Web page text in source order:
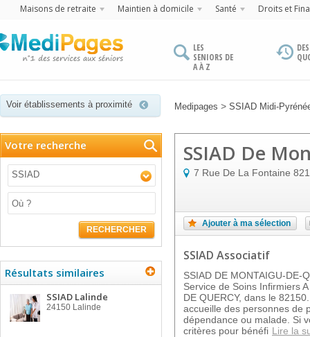
Maisons de retraite Maintien à domicile Santé Droits et
LES
SENIORS DE
A À Z
Voir établissements à proximité Medipages > SSIAD Midi-
Votre recherche
SSIAD
RECHERCHER
Résultats similaires
SSIAD Lalinde
24150 Lalinde
SSIAD De
7 Rue De La Fontaine
Ajouter à ma sélection
SSIAD Associatif
SSIAD DE MONTAIGU-DE-
Service de Soins Infirmiers
DE QUERCY, dans le
accueille des personnes de
dépendance ou malade. Si
critères pour bénéfi Lire la